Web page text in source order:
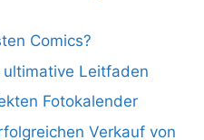
Comics?
ultimative Leitfaden
Fotokalender
Verkauf von